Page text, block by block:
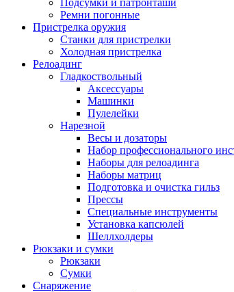
Подсумки и патронташи
Ремни погонные
Пристрелка оружия
Станки для пристрелки
Холодная пристрелка
Релоадинг
Гладкоствольный
Аксессуары
Машинки
Пулелейки
Нарезной
Весы и дозаторы
Набор профессионального
Наборы для релоадинга
Наборы матриц
Подготовка и очистка гильз
Прессы
Специальные инструменты
Установка капсюлей
Шеллхолдеры
Рюкзаки и сумки
Рюкзаки
Сумки
Снаряжение